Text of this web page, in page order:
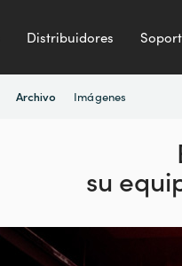
Distribuidores
Archivo Imágenes
su